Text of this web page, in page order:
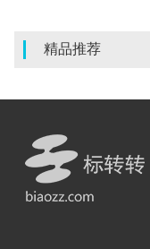
精品推荐